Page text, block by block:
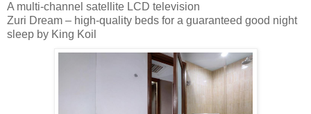
A multi-channel satellite LCD television
Zuri Dream – high-quality beds for a guaranteed good night
sleep by King Koil